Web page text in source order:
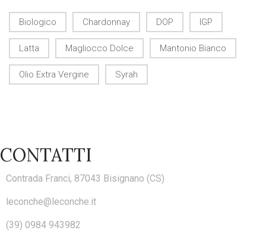
Biologico Chardonnay DOP IGP
Latta Magliocco Dolce Mantonio Bianco
Olio Extra Vergine Syrah
CONTATTI
Contrada Franci, 87043 Bisignano (CS)
leconche@leconche.it
(39) 0984 943982